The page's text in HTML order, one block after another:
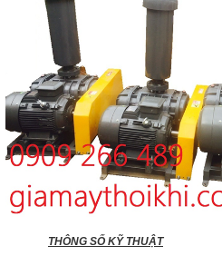
THÔNG SỐ KỸ THUẬT